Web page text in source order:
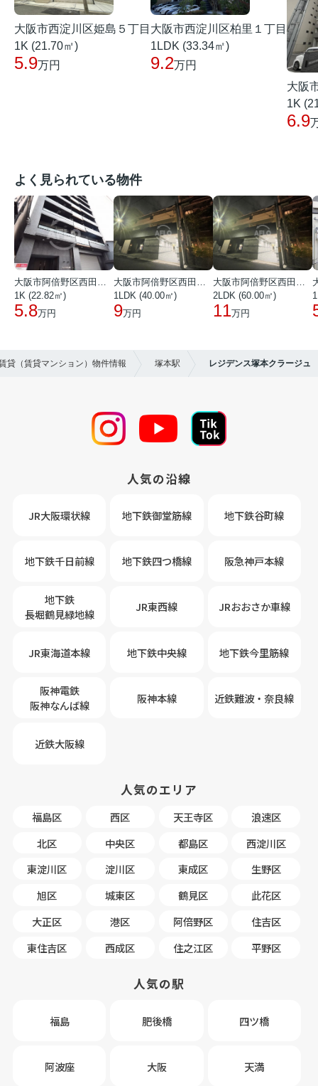
大阪市西淀川区姫島５丁目
1K (21.70㎡)
5.9万円
大阪市西淀川区柏里１丁目
1LDK (33.34㎡)
9.2万円
大阪
1K
6.9
よく見られている物件
大阪市阿倍野区西田辺町１丁目
1K (22.82㎡)
5.8万円
大阪市阿倍野区西田辺町１丁目
1LDK (40.00㎡)
9万円
大阪市阿倍野区西田辺町１丁目
2LDK (60.00㎡)
11万円
貸（賃貸マンション）物件情報 塚本駅 レジデンス塚本クラージュ
人気の沿線
JR大阪環状線 地下鉄御堂筋線 地下鉄谷町線
地下鉄千日前線 地下鉄四つ橋線 阪急神戸本線
地下鉄
長堀鶴見緑地線
JR東西線 JRおおさか車線
JR東海道本線 地下鉄中央線 地下鉄今里筋線
阪神電鉄
阪神なんば線
阪神本線 近鉄難波・奈良線
近鉄大阪線
人気のエリア
福島区 西区 天王寺区
浪速区
北区
中央区 都島区
西淀川区
東淀川区
淀川区 東成区
生野区
旭区
城東区 鶴見区
此花区
大正区
港区 阿倍野区
住吉区
東住吉区
西成区 住之江区 平野区
人気の駅
福島 肥後橋 四ツ橋
阿波座 大阪 天満